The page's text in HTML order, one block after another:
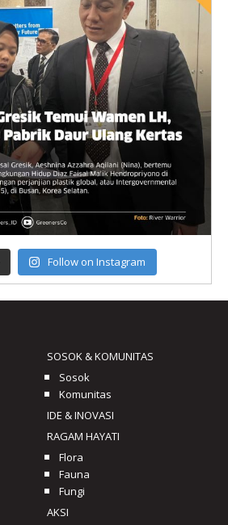
Follow on Instagram
SOSOK & KOMUNITAS
Sosok
Komunitas
IDE & INOVASI
RAGAM HAYATI
Flora
Fauna
Fungi
AKSI